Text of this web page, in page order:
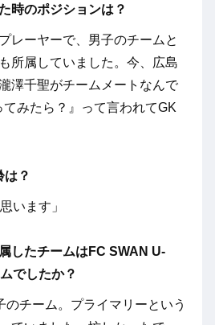
時のポジションは？
レーヤーで、男子のチームと
所属していました。今、広島
澤千聖がチームメートなんで
みたら？』って言われてGK
？
います」
したチームはFC SWAN U-
でしたか？
のチーム。プライマリーという